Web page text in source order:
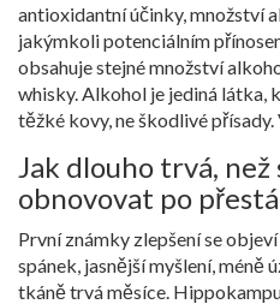
antioxidantní účinky, množství
jakýmkoli potenciálním
obsahuje stejné množství
whisky. Alkohol je jediná látka,
těžké kovy, ne škodlivé přísady.
Jak dlouho trvá, než
obnovovat po
První známky zlepšení se
spánek, jasnější myšlení, méně
tkáně trvá měsíce.